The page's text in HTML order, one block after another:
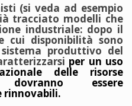
(si veda ad esempio
tracciato modelli che
industriale: dopo il
cui disponibilità sono
produttivo del
per un uso
delle risorse
essere
rinnovabili.